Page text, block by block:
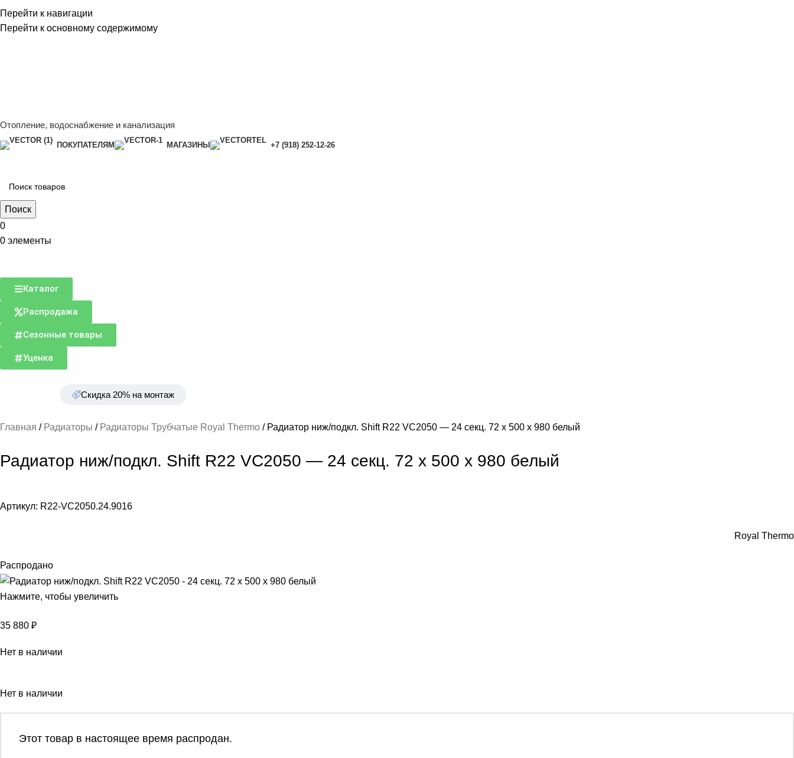
Перейти к навигации
Перейти к основному содержимому
Отопление, водоснабжение и канализация
ПОКУПАТЕЛЯМ МАГАЗИНЫ +7 (918) 252-12-26
Поиск
0
0 элементы
Каталог
Распродажа
Сезонные товары
Уценка
Скидка 20% на монтаж
Главная Радиаторы Радиаторы Трубчатые Royal Thermo Радиатор ниж/подкл. Shift R22 VC2050 — 24 секц. 72 х 500 х 980 белый
Радиатор ниж/подкл. Shift R22 VC2050 — 24 секц. 72 х 500 х 980 белый
Артикул: R22-VC2050.24.9016
Royal Thermo
Распродано
Нажмите, чтобы увеличить
35 880 ₽
Нет в наличии
Нет в наличии
Этот товар в настоящее время распродан.